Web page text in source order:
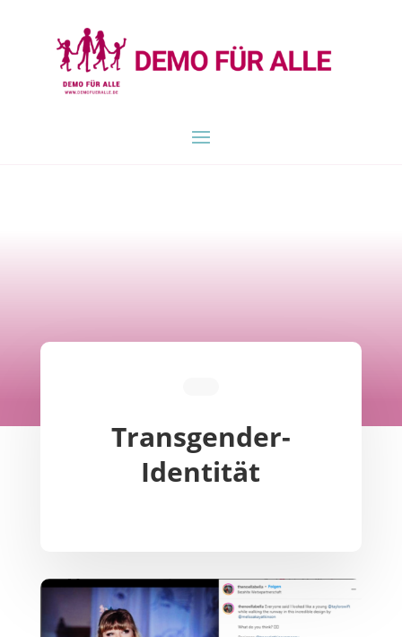
Transgender-
Identität